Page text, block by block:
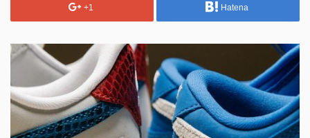
+1 Hatena